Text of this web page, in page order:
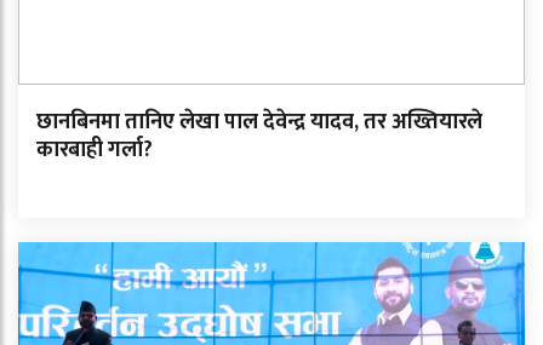
छानबिनमा तानिए लेखा पाल देवेन्द्र यादव, तर अख्तियारले
कारबाही गर्ला?